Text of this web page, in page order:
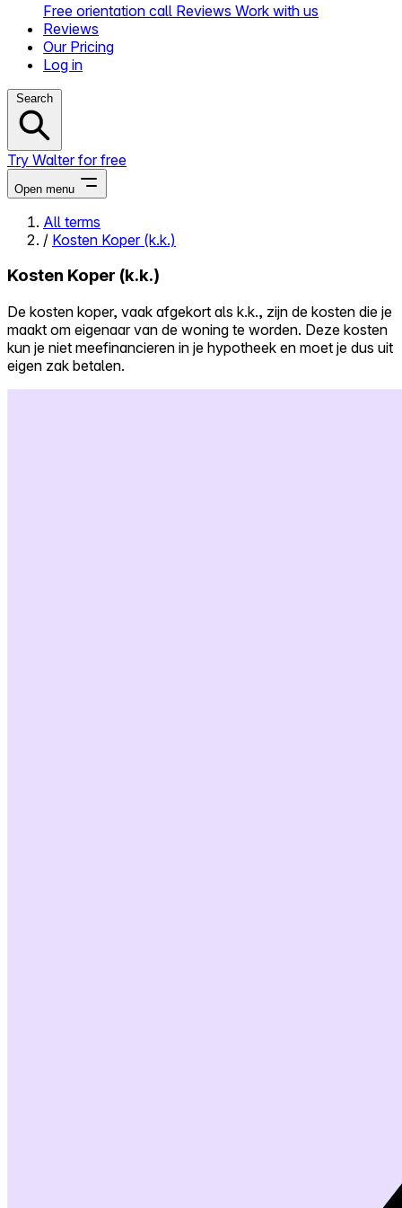
Free orientation call Reviews Work with us
Reviews
Our Pricing
Log in
Search
Try Walter for free
Open menu
Close menu
Self-service
All-in-One
All terms
/ Kosten Koper (k.k.)
Kosten Koper (k.k.)
De kosten koper, vaak afgekort als k.k., zijn de kosten die je
maakt om eigenaar van de woning te worden. Deze kosten
kun je niet meefinancieren in je hypotheek en moet je dus uit
eigen zak betalen.